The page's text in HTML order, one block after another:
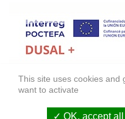
FONDS EUROPÉEN DE
This site uses cookies and
want to activate
OK, accept all